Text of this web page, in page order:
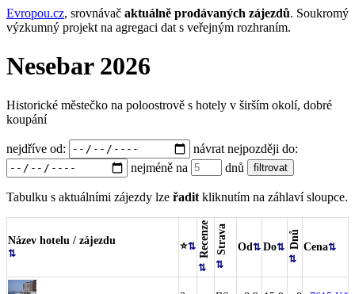
Evropou.cz, srovnávač aktuálně prodávaných zájezdů. Soukromý
výzkumný projekt na agregaci dat s veřejným rozhraním.
Nesebar 2026
Historické městečko na poloostrově s hotely v širším okolí, dobré
koupání
nejdříve od:
návrat nejpozději do:
nejméně na
dnů
Tabulku s aktuálními zájezdy lze řadit kliknutím na záhlaví sloupce.
Název hotelu / zájezdu ⭐ Recenze Strava Od Do Dnů Cena